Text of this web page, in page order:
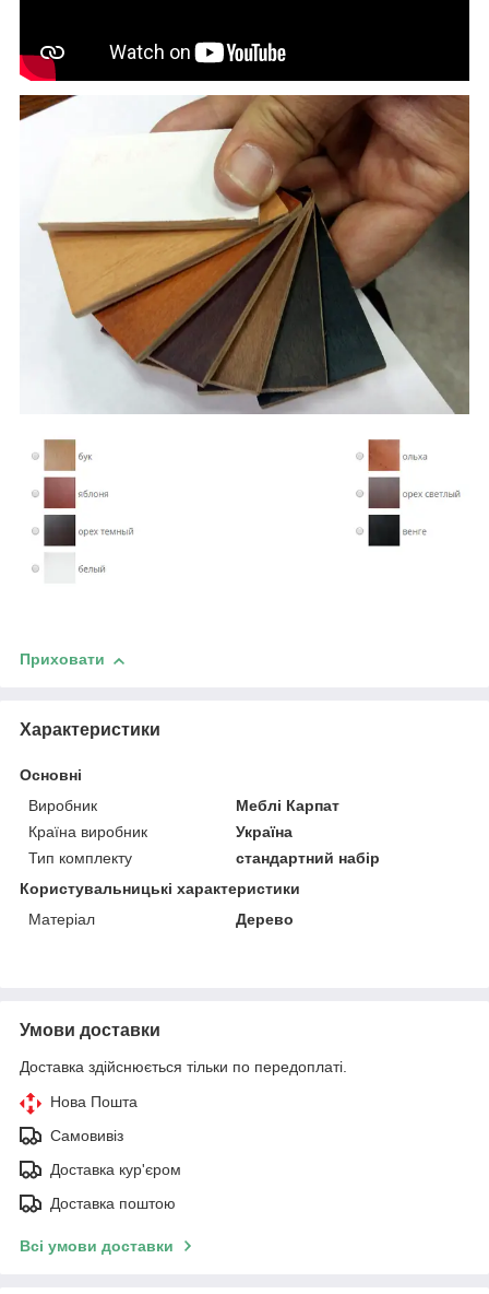
Приховати
Характеристики
Основні
Виробник
Меблі Карпат
Країна виробник
Україна
Тип комплекту
стандартний набір
Користувальницькі характеристики
Матеріал
Дерево
Умови доставки
Доставка здійснюється тільки по передоплаті.
Нова Пошта
Самовивіз
Доставка кур'єром
Доставка поштою
Всі умови доставки